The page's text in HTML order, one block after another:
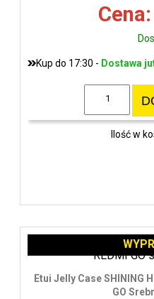
Kup do 17:30 - Dostawa
Ilość w
Etui Jelly Case SHINING
GO